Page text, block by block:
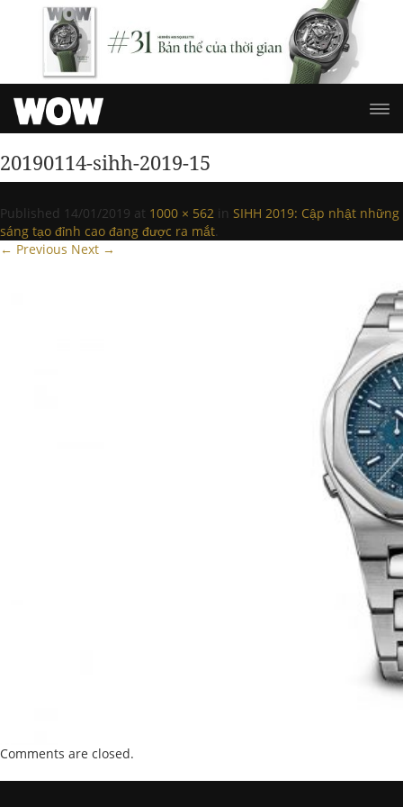
20190114-sihh-2019-15
Published 14/01/2019 at 1000 × 562 in SIHH 2019: Cập nhật những
sáng tạo đỉnh cao đang được ra mắt.
← Previous Next →
Comments are closed.